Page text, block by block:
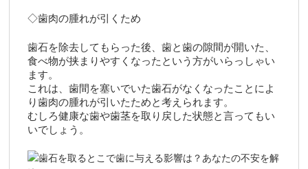
◇歯肉の腫れが引くため
歯石を除去してもらった後、歯と歯の隙間が開いた、
食べ物が挟まりやすくなったという方がいらっしゃい
ます。
これは、歯間を塞いでいた歯石がなくなったことによ
り歯肉の腫れが引いたためと考えられます。
むしろ健康な歯や歯茎を取り戻した状態と言ってもい
いでしょう。